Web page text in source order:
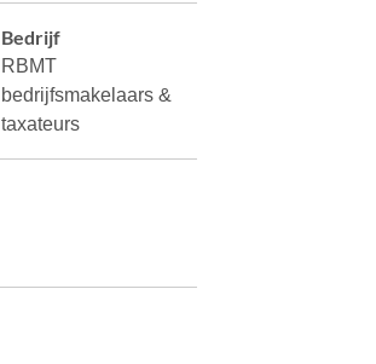
Bedrijf
RBMT
bedrijfsmakelaars &
taxateurs